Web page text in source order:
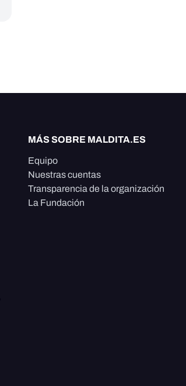
MÁS SOBRE MALDITA.ES
Equipo
Nuestras cuentas
Transparencia de la organización
La Fundación